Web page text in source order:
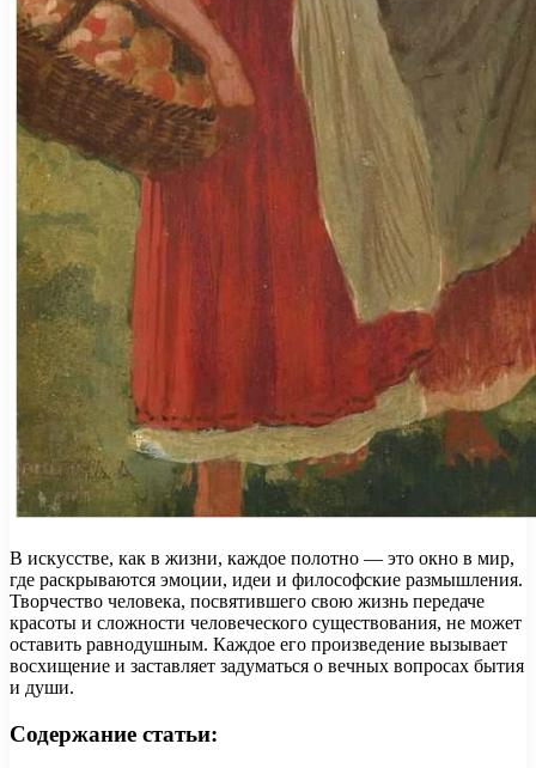
В искусстве, как в жизни, каждое полотно — это окно в мир,
где раскрываются эмоции, идеи и философские размышления.
Творчество человека, посвятившего свою жизнь передаче
красоты и сложности человеческого существования, не может
оставить равнодушным. Каждое его произведение вызывает
восхищение и заставляет задуматься о вечных вопросах бытия
и души.
Содержание статьи: